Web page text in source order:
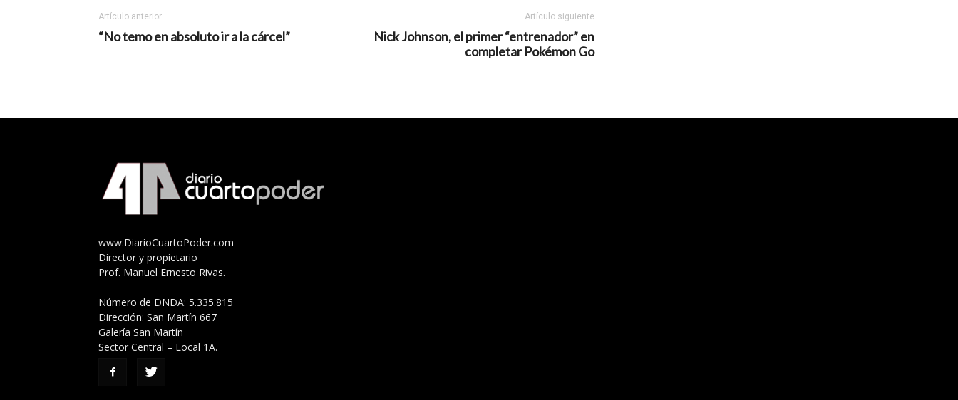
Artículo anterior
“No temo en absoluto ir a la cárcel”
Artículo siguiente
Nick Johnson, el primer “entrenador” en
completar Pokémon Go
www.DiarioCuartoPoder.com
Director y propietario
Prof. Manuel Ernesto Rivas.
Número de DNDA: 5.335.815
Dirección: San Martín 667
Galería San Martín
Sector Central – Local 1A.